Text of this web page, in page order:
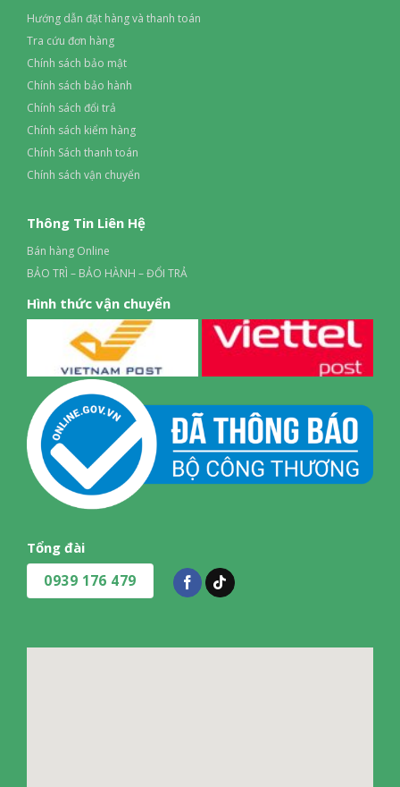
Hướng dẫn đặt hàng và thanh toán
Tra cứu đơn hàng
Chính sách bảo mật
Chính sách bảo hành
Chính sách đổi trả
Chính sách kiểm hàng
Chính Sách thanh toán
Chính sách vận chuyển
Thông Tin Liên Hệ
Bán hàng Online
BẢO TRÌ – BẢO HÀNH – ĐỔI TRẢ
Hình thức vận chuyển
Tổng đài
0939 176 479